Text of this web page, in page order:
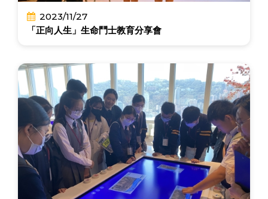
2023/11/27
「正向人生」生命鬥士教育分享會